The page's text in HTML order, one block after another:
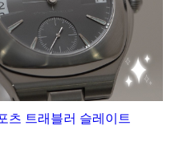
츠 트래블러 슬레이트